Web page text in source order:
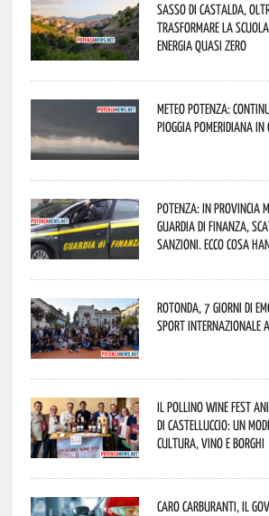
Sasso di Castalda,
trasformare la scuola
energia quasi zero
Meteo Potenza:
pioggia pomeridiana
Potenza: in provincia
Guardia di Finanza,
sanzioni. Ecco cosa
Rotonda, 7 giorni di
sport internazionale
Il Pollino Wine Fest
di Castelluccio: un
cultura, vino e borghi
Caro carburanti, il